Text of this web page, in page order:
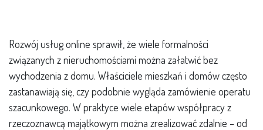
Rozwój usług online sprawił, że wiele formalności
związanych z nieruchomościami można załatwić bez
wychodzenia z domu. Właściciele mieszkań i domów często
zastanawiają się, czy podobnie wygląda zamówienie operatu
szacunkowego. W praktyce wiele etapów współpracy z
rzeczoznawcą majątkowym można zrealizować zdalnie – od